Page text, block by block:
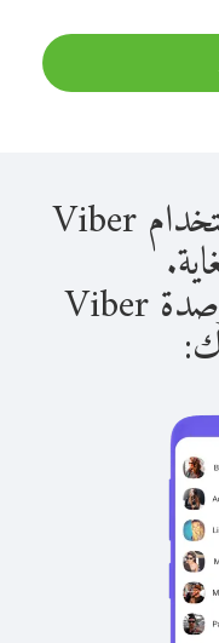
الاتصال على تشاد باستخدام Viber
بمجرد حصولك على أرصدة Viber